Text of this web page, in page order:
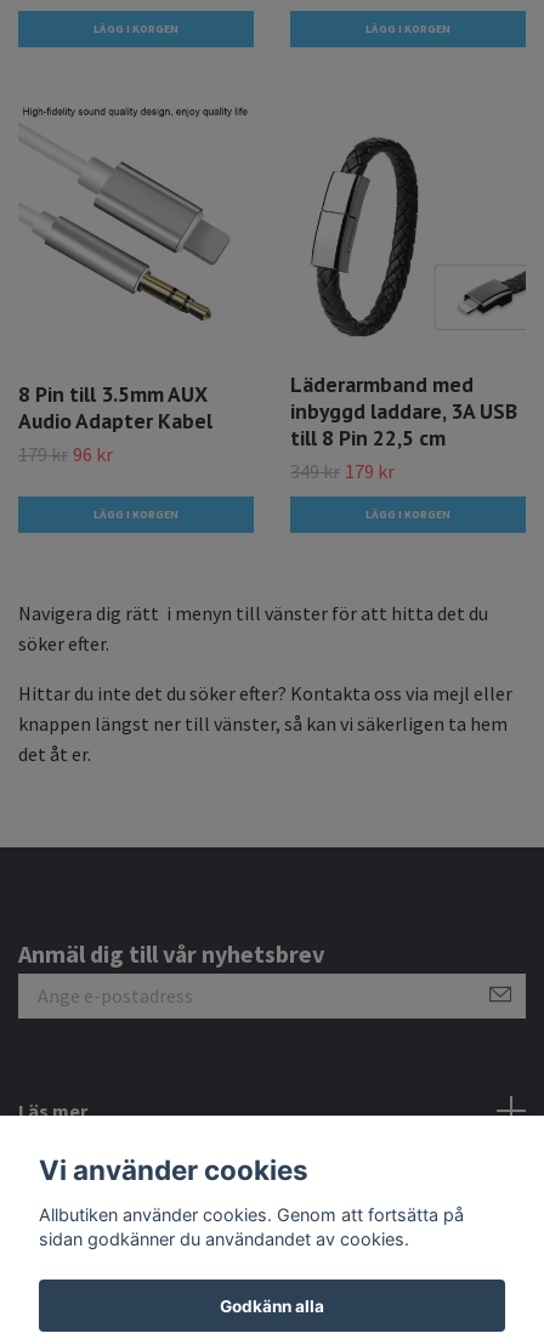
8 Pin till 3.5mm AUX
Audio Adapter Kabel
179 kr 96 kr
Läderarmband med
inbyggd laddare, 3A USB
till 8 Pin 22,5 cm
349 kr 179 kr
Navigera dig rätt i menyn till vänster för att hitta det du
söker efter.
Hittar du inte det du söker efter? Kontakta oss via mejl eller
knappen längst ner till vänster, så kan vi säkerligen ta hem
det åt er.
Anmäl dig till vår nyhetsbrev
Läs mer
Sociala medier
Vi använder cookies
Allbutiken använder cookies. Genom att fortsätta på
sidan godkänner du användandet av cookies.
Godkänn alla